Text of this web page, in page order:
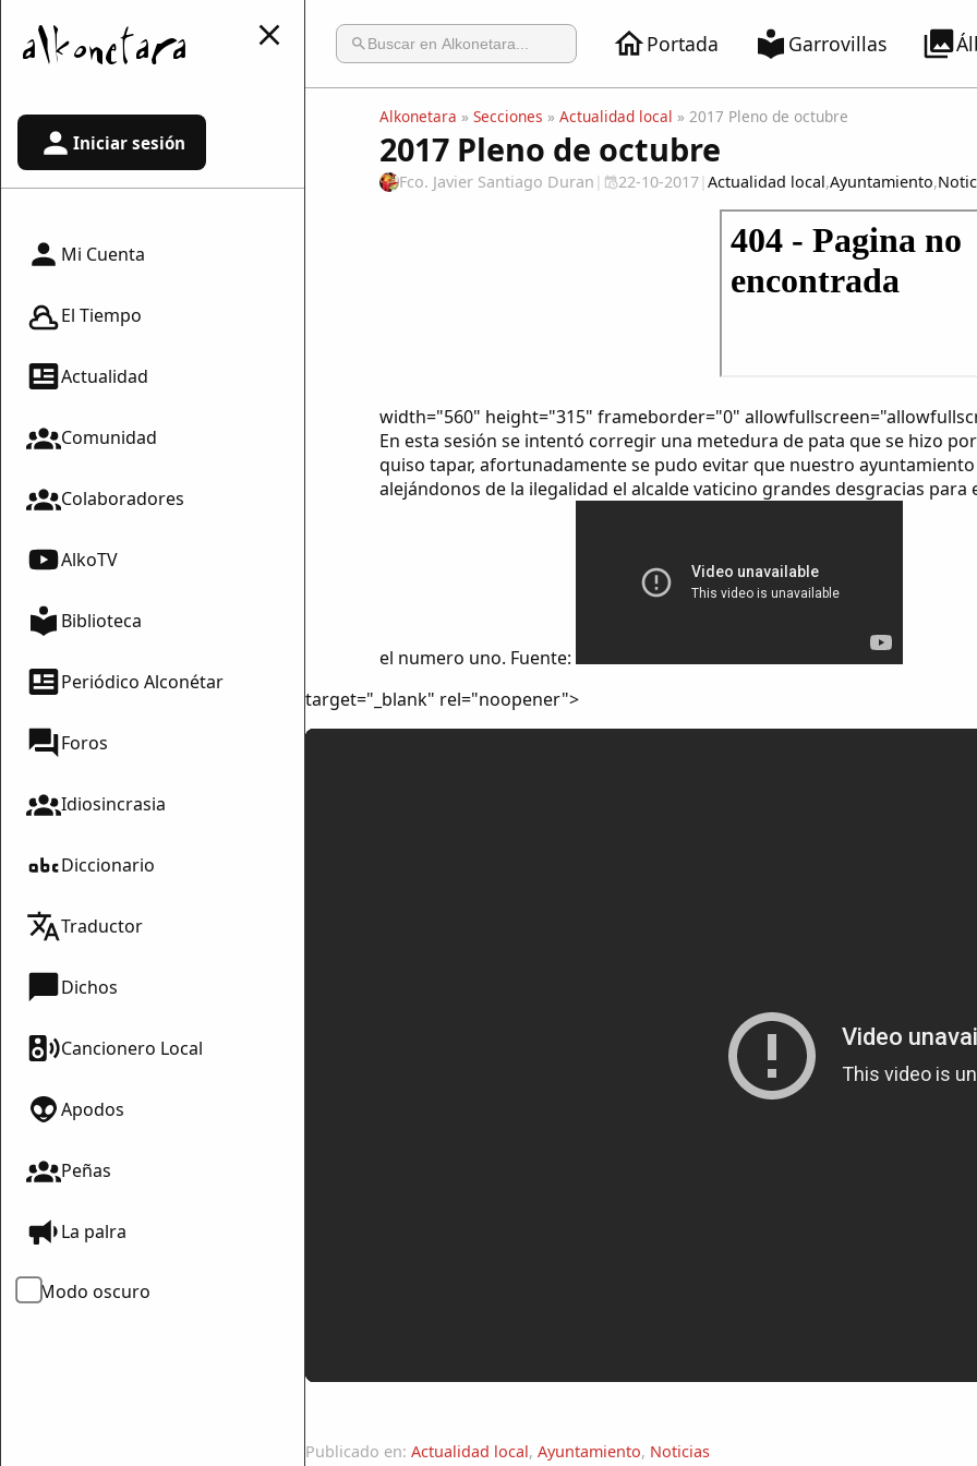
Portada Garrovillas
Iniciar sesión
Mi Cuenta
El Tiempo
Actualidad
Comunidad
Colaboradores
AlkoTV
Biblioteca
Periódico Alconétar
Foros
Idiosincrasia
Diccionario
Traductor
Dichos
Cancionero Local
Apodos
Peñas
La palra
Modo oscuro
Alkonetara » Secciones » Actualidad local » 2017 Pleno de octubre
2017 Pleno de octubre
Fco. Javier Santiago Duran | 22-10-2017| Actualidad local,Ayuntamiento,
width="560" height="315" frameborder="0"
En esta sesión se intentó corregir una metedura de pata que se hizo
quiso tapar, afortunadamente se pudo evitar que nuestro
alejándonos de la ilegalidad el alcalde vaticino grandes desgracias
el numero uno. Fuente:
target="_blank" rel="noopener">
Publicado en: Actualidad local, Ayuntamiento, Noticias